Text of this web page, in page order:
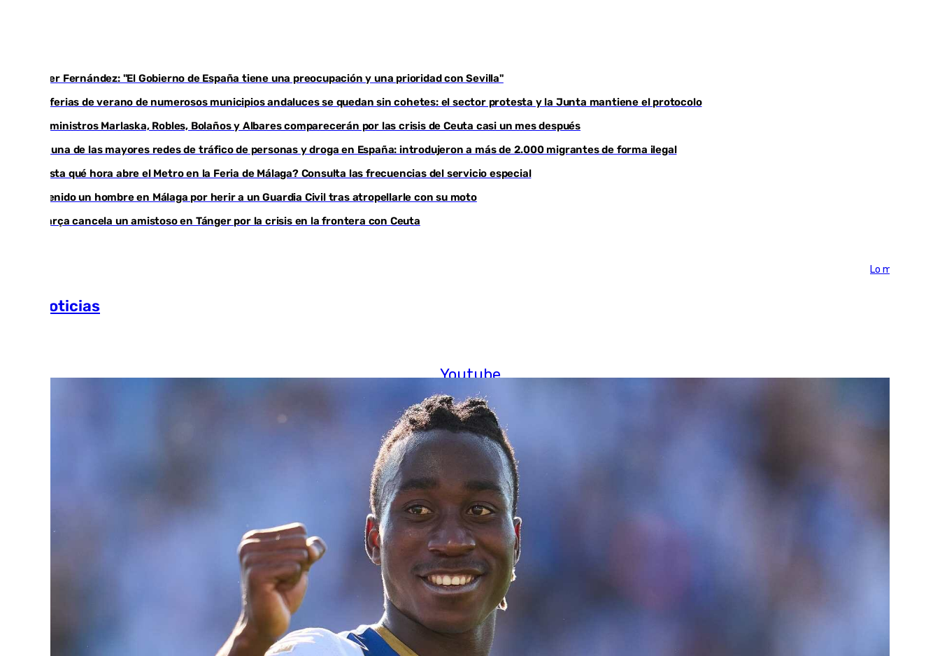
Youtube
Javier Fernández: "El Gobierno de España tiene una preocupación y una prioridad con Sevilla"
Las ferias de verano de numerosos municipios andaluces se quedan sin cohetes: el sector protesta y la Junta mantiene el protocolo
Los ministros Marlaska, Robles, Bolaños y Albares comparecerán por las crisis de Ceuta casi un mes después
Cae una de las mayores redes de tráfico de personas y droga en España: introdujeron a más de 2.000 migrantes de forma ilegal
¿Hasta qué hora abre el Metro en la Feria de Málaga? Consulta las frecuencias del servicio especial
Detenido un hombre en Málaga por herir a un Guardia Civil tras atropellarle con su moto
El Barça cancela un amistoso en Tánger por la crisis en la frontera con Ceuta
Lo más visto >
Más noticias